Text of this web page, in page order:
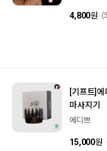
4,800원
[기프트]에
마사지기
에디쁘
15,000원